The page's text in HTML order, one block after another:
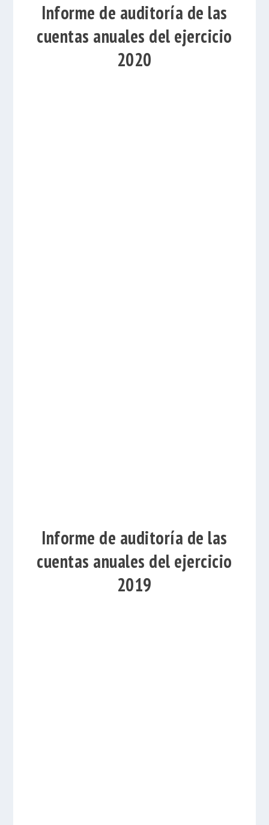
Informe de auditoría de las
cuentas anuales del ejercicio
2020
Informe de auditoría de las
cuentas anuales del ejercicio
2019